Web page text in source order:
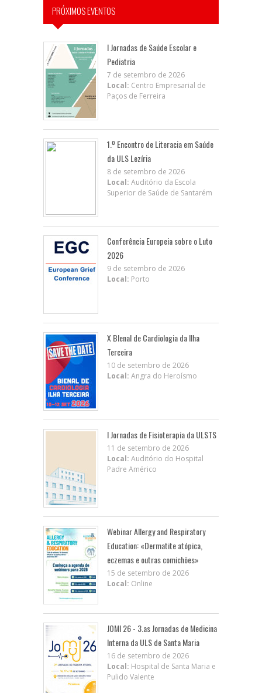
PRÓXIMOS EVENTOS
I Jornadas de Saúde Escolar e
Pediatria
7 de setembro de 2026
Local: Centro Empresarial de
Paços de Ferreira
1.º Encontro de Literacia em Saúde
da ULS Lezíria
8 de setembro de 2026
Local: Auditório da Escola
Superior de Saúde de Santarém
Conferência Europeia sobre o Luto
2026
9 de setembro de 2026
Local: Porto
X BIenal de Cardiologia da Ilha
Terceira
10 de setembro de 2026
Local: Angra do Heroísmo
I Jornadas de Fisioterapia da ULSTS
11 de setembro de 2026
Local: Auditório do Hospital
Padre Américo
Webinar Allergy and Respiratory
Education: «Dermatite atópica,
eczemas e outras comichões»
15 de setembro de 2026
Local: Online
JOMI 26 - 3.as Jornadas de Medicina
Interna da ULS de Santa Maria
16 de setembro de 2026
Local: Hospital de Santa Maria e
Pulido Valente